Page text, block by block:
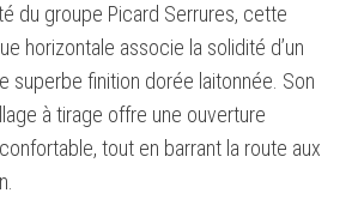
du groupe Picard Serrures, cette
horizontale associe la solidité d’un
superbe finition dorée laitonnée. Son
à tirage offre une ouverture
tout en barrant la route aux